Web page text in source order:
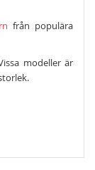
från populära
modeller är